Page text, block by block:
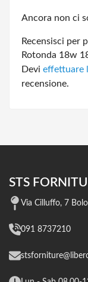
Ancora non ci
Recensisci per
Rotonda 18w
Devi effettuare
recensione.
STS
Via Cilluffo, 7
091 8737210